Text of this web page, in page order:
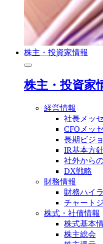
株主・投資家情報
株主・投資家
経営情報
社長メッ
CFOメッ
長期ビジ
IR基本方
社外から
DX戦略
財務情報
財務ハイ
チャート
株式・社債情報
株式基本
株主総会